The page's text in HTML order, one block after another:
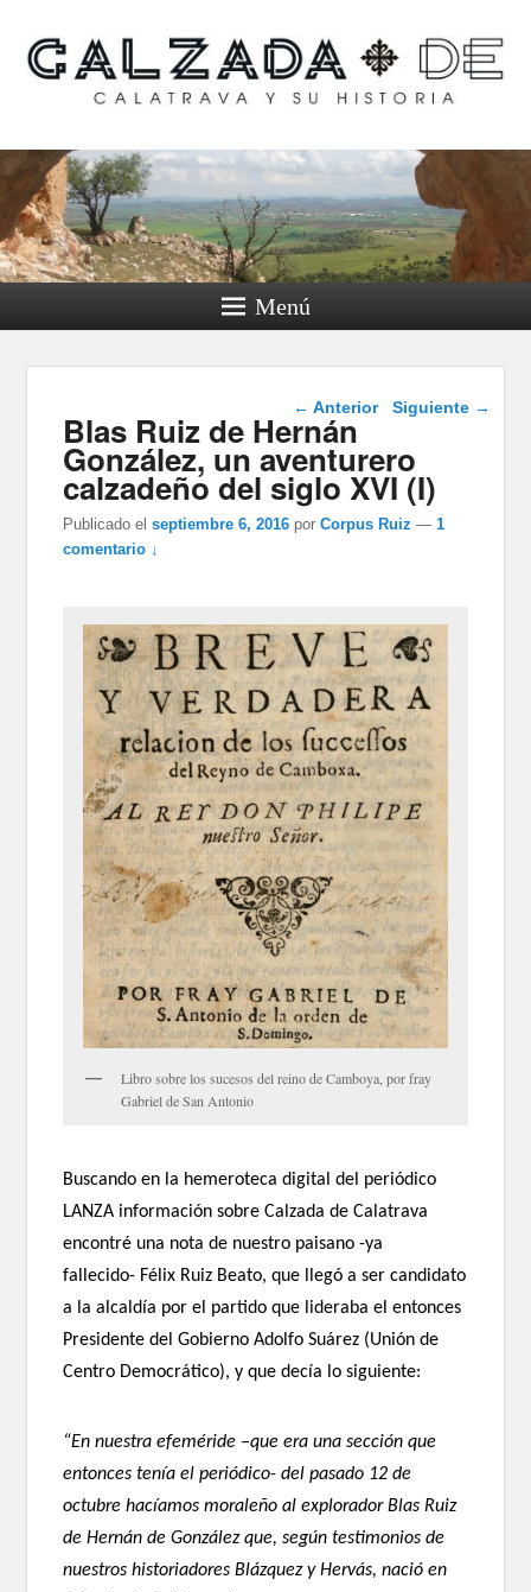
Calzada de Calatrava y
su historia
Menú
Navegación de
entradas
← Anterior Siguiente →
Blas Ruiz de Hernán
González, un aventurero
calzadeño del siglo XVI (I)
Publicado el septiembre 6, 2016 porCorpus Ruiz —1
comentario ↓
Libro sobre los sucesos del reino de Camboya, por fray
Gabriel de San Antonio
Buscando en la hemeroteca digital del periódico
LANZA información sobre Calzada de Calatrava
encontré una nota de nuestro paisano -ya
fallecido- Félix Ruiz Beato, que llegó a ser candidato
a la alcaldía por el partido que lideraba el entonces
Presidente del Gobierno Adolfo Suárez (Unión de
Centro Democrático), y que decía lo siguiente:
“En nuestra efeméride –que era una sección que
entonces tenía el periódico- del pasado 12 de
octubre hacíamos moraleño al explorador Blas Ruiz
de Hernán de González que, según testimonios de
nuestros historiadores Blázquez y Hervás, nació en